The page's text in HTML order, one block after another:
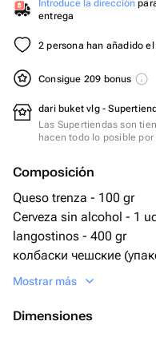
Introduce la dirección
entrega
2 persona han añadido
Consigue 209 bonus
dari buket vlg -
Las Supertiendas son
hacen todo lo posible
Composición
Queso trenza - 100 gr
Cerveza sin alcohol - 1
langostinos - 400 gr
колбаски чешские
колбасная нарезка - 100
колбаски пиколини -
Mostrar más
Dimensiones